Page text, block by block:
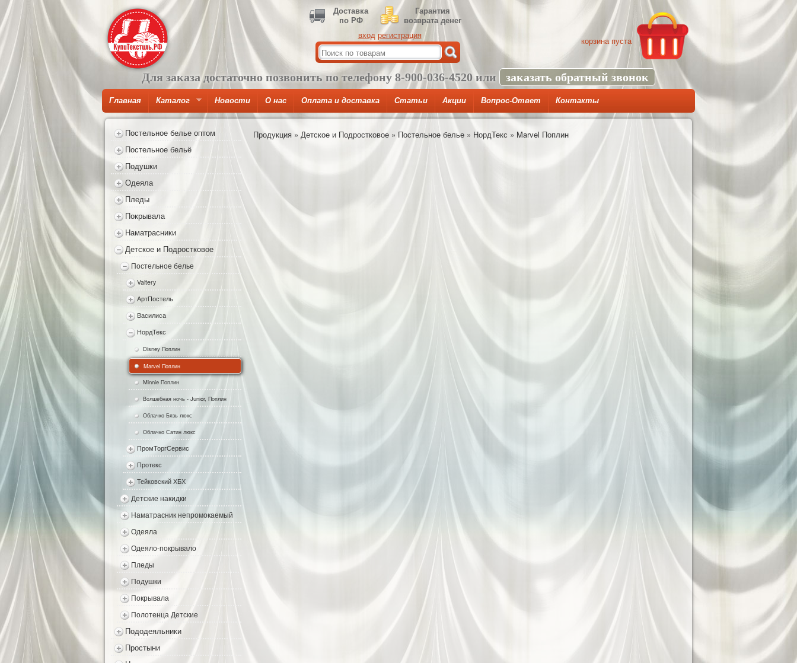
вход регистрация
корзина пуста
Для заказа достаточно позвонить по телефону 8-900-036-4520 или заказать обратный звонок
Доставка
по РФ
Гарантия
возврата денег
Главная Каталог Новости О нас Оплата и доставка Статьи Акции Вопрос-Ответ Контакты
Постельное белье оптом
Постельное бельё
Подушки
Одеяла
Пледы
Покрывала
Наматрасники
Детское и Подростковое
Постельное белье
Valtery
АртПостель
Василиса
НордТекс
Disney Поплин
Marvel Поплин
Minnie Поплин
Волшебная ночь - Junior, Поплин
Облачко Бязь люкс
Облачко Сатин люкс
ПромТоргСервис
Протекс
Тейковский ХБХ
Детские накидки
Наматрасник непромокаемый
Одеяла
Одеяло-покрывало
Пледы
Подушки
Покрывала
Полотенца Детские
Пододеяльники
Простыни
Продукция » Детское и Подростковое » Постельное белье » НордТекс » Marvel Поплин